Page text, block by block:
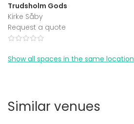
Trudsholm Gods
Kirke Såby
Request a quote
Show all spaces in the same location
Similar venues